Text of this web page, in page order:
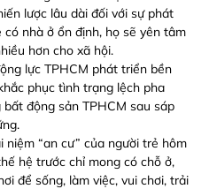
lược lâu dài đối với sự phát
nhà ở ổn định, họ sẽ yên tâm
hơn cho xã hội.
lực TPHCM phát triển bền
phục tình trạng lệch pha
động sản TPHCM sau sáp
niệm “an cư” của người trẻ hôm
hệ trước chỉ mong có chỗ ở,
để sống, làm việc, vui chơi, trải